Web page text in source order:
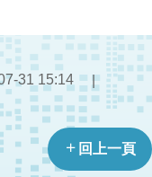
31 15:14
回上一頁